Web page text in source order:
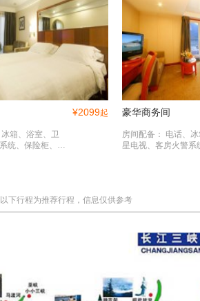
客享有更加宽阔的娱乐休闲时光，甚至于将两整层
¥2099起
箱、浴室、卫
统、保险柜、救
豪华商务间
房间配备： 电话、
星电视、客房火警系
特色餐厅
以下行程为推荐行程，信息仅供参考